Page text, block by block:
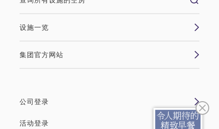
设施一览
集团官方网站
公司登录
活动登录